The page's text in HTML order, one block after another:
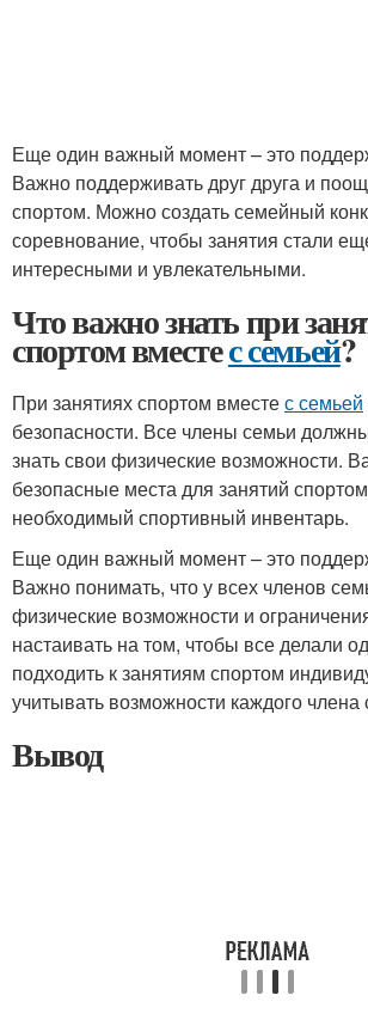
Еще один важный момент – это
Важно поддерживать друг друга и
спортом. Можно создать семейный
соревнование, чтобы занятия стали
интересными и увлекательными.
Что важно знать при
спортом вместес семьей?
При занятиях спортом вместес семьей
безопасности. Все члены семьи
знать свои физические возможности.
безопасные места для занятий
необходимый спортивный инвентарь.
Еще один важный момент – это
Важно понимать, что у всех членов
физические возможности и
настаивать на том, чтобы все делали
подходить к занятиям спортом
учитывать возможности каждого члена
Вывод